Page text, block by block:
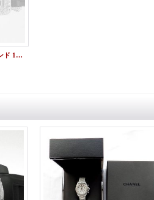
フランクミュラー ロングアイランド 1200SC パヴェダイヤ